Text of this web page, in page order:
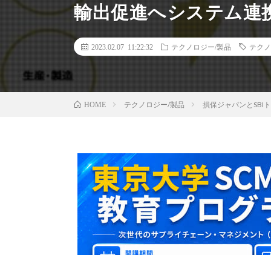
輸出促進へシステム連
2023.02.07 11:22:32 テクノロジー/製品 テク
HOME テクノロジー/製品 損保ジャパンとSBI